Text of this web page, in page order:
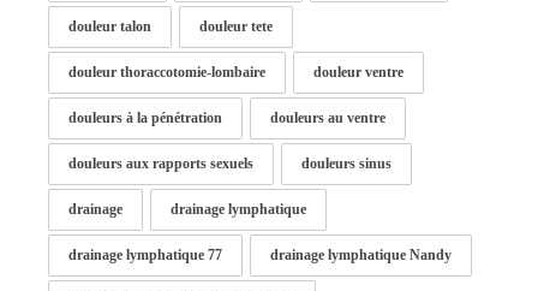
douleur talon douleur tete
douleur thoraccotomie-lombaire douleur ventre
douleurs à la pénétration douleurs au ventre
douleurs aux rapports sexuels douleurs sinus
drainage drainage lymphatique
drainage lymphatique 77 drainage lymphatique Nandy